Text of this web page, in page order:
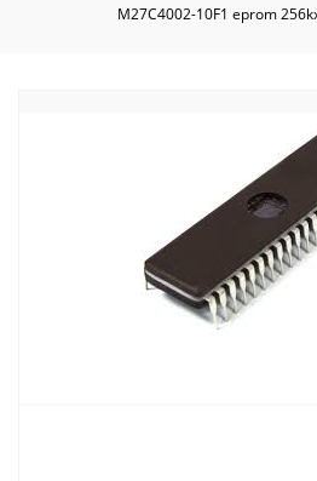
M27C4002-10F1 eprom